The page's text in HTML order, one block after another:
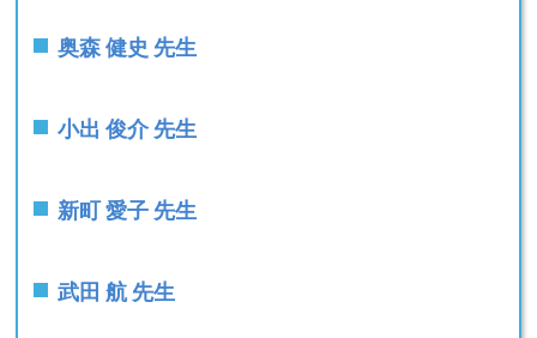
奥森 健史 先生
小出 俊介 先生
新町 愛子 先生
武田 航 先生